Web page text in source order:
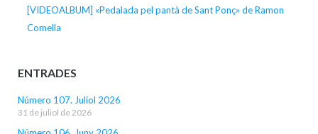
[VIDEOALBUM] «Pedalada pel pantà de Sant Ponç» de Ramon
Comella
ENTRADES
Número 107. Juliol 2026
31 de juliol de 2026